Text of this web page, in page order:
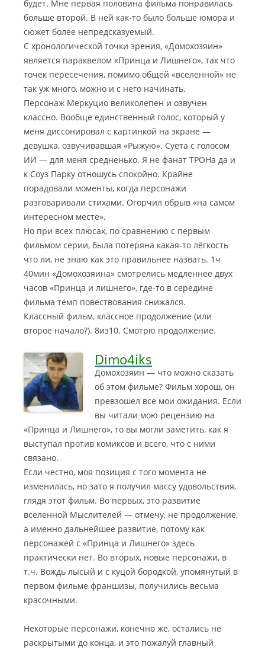
будет. Мне первая половина фильма понравилась
больше второй. В ней как-то было больше юмора и
сюжет более непредсказуемый.
С хронологической точки зрения, «Домохозяин»
является параквелом «Принца и Лишнего», так что
точек пересечения, помимо общей «вселенной» не
так уж много, можно и с него начинать.
Персонаж Меркуцио великолепен и озвучен
классно. Вообще единственный голос, который у
меня диссонировал с картинкой на экране —
девушка, озвучивавшая «Рыжую». Суета с голосом
ИИ — для меня средненько. Я не фанат ТРОНа да и
к Соуз Парку отношусь спокойно. Крайне
порадовали моменты, когда персонажи
разговаривали стихами. Огорчил обрыв «на самом
интересном месте».
Но при всех плюсах, по сравнению с первым
фильмом серии, была потеряна какая-то лёгкость
что ли, не знаю как это правильнее назвать. 1ч
40мин «Домохозяина» смотрелись медленнее двух
часов «Принца и лишнего», где-то в середине
фильма темп повествования снижался.
Классный фильм, классное продолжение (или
второе начало?). 8из10. Смотрю продолжение.
Dimo4iks
Домохозяин — что можно сказать
об этом фильме? Фильм хорош, он
превзошел все мои ожидания. Если
вы читали мою рецензию на
«Принца и Лишнего», то вы могли заметить, как я
выступал против комиксов и всего, что с ними
связано.
Если честно, моя позиция с того момента не
изменилась, но зато я получил массу удовольствия,
глядя этот фильм. Во первых, это развитие
вселенной Мыслителей — отмечу, не продолжение,
а именно дальнейшее развитие, потому как
персонажей с «Принца и Лишнего» здесь
практически нет. Во вторых, новые персонажи, в
т.ч. Вождь лысый и с куцой бородкой, упомянутый в
первом фильме франшизы, получились весьма
красочными.
Некоторые персонажи, конечно же, остались не
раскрытыми до конца, и это пожалуй главный